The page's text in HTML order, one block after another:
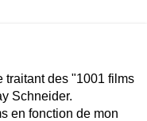
traitant des "1001 films
Schneider.
en fonction de mon